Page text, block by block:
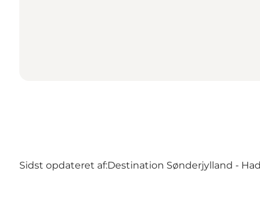
Sidst opdateret af:Destination Sønderjylland -